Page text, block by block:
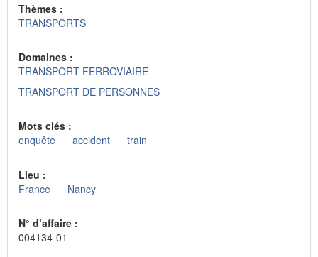
Thèmes :
TRANSPORTS
Domaines :
TRANSPORT FERROVIAIRE
TRANSPORT DE PERSONNES
Mots clés :
enquête
accident train
Lieu :
France
Nancy
N° d’affaire :
004134-01